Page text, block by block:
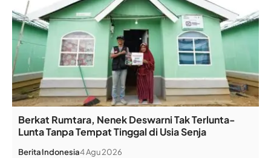
Berkat Rumtara, Nenek Deswarni Tak Terlunta-
Lunta Tanpa Tempat Tinggal di Usia Senja
BeritaIndonesia4 Agu 2026